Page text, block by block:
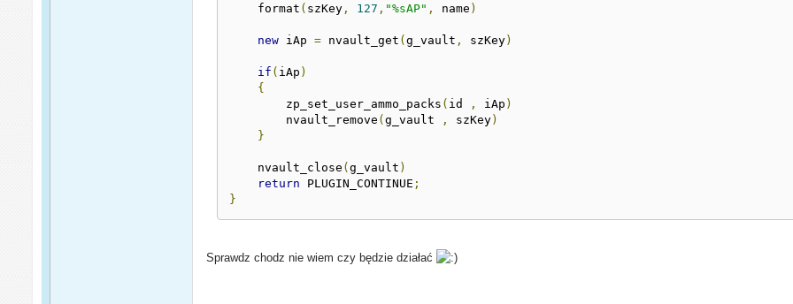
    format
( szKey , 127 , "%sAP" , name )
new iAp = nvault_get (g_vault , szKey)
if ( iAp )
{
        zp_set_user_ammo_packs
( id , iAp )
        nvault_remove
(g_vault , szKey)
}
    nvault_close
(g_vault )
return PLUGIN_CONTINUE ;
}
Sprawdz chodz nie wiem czy będzie działać